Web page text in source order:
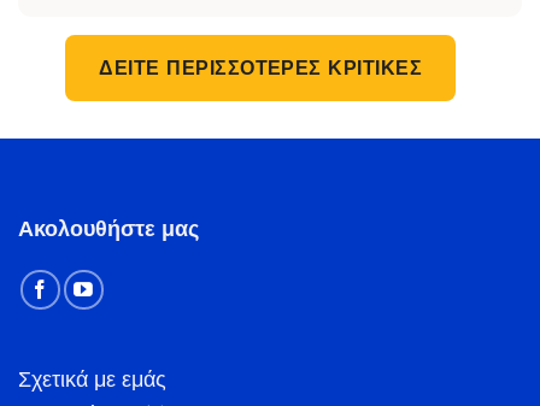
ΔΕΊΤΕ ΠΕΡΙΣΣΌΤΕΡΕΣ ΚΡΙΤΙΚΈΣ
Ακολουθήστε μας
Σχετικά με εμάς